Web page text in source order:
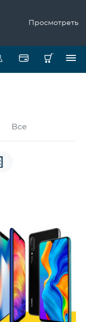
Просмотреть
Все